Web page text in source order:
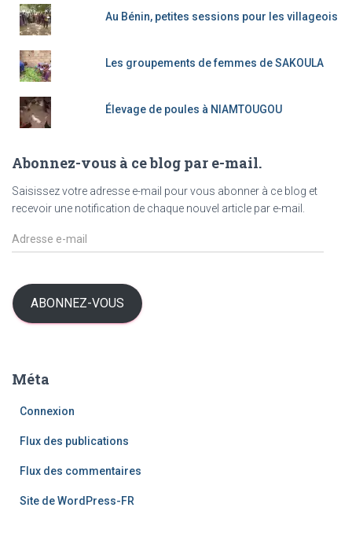
Au Bénin, petites sessions pour les villageois
Les groupements de femmes de SAKOULA
Élevage de poules à NIAMTOUGOU
Abonnez-vous à ce blog par e-mail.
Saisissez votre adresse e-mail pour vous abonner à ce blog et
recevoir une notification de chaque nouvel article par e-mail.
A
d
s
s
m
ABONNEZ-VOUS
Méta
Connexion
Flux des publications
Flux des commentaires
Site de WordPress-FR